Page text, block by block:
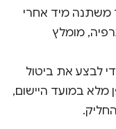
משתנה מיד אחרי
מומלץ
לבצע את ביטול
מלא במועד היישום,